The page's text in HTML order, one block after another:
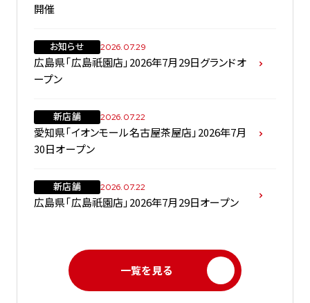
開催
お知らせ 2026.07.29
広島県「広島祇園店」2026年7月29日グランドオ
ープン
新店舗 2026.07.22
愛知県「イオンモール名古屋茶屋店」2026年7月
30日オープン
新店舗 2026.07.22
広島県「広島祇園店」2026年7月29日オープン
一覧を見る